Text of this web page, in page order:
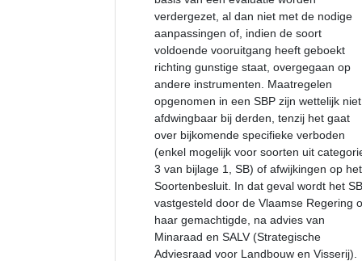
verdergezet, al dan niet met de nodige
aanpassingen of, indien de soort
voldoende vooruitgang heeft geboekt
richting gunstige staat, overgegaan op
andere instrumenten. Maatregelen
opgenomen in een SBP zijn wettelijk niet
afdwingbaar bij derden, tenzij het gaat
over bijkomende specifieke verboden
(enkel mogelijk voor soorten uit
3 van bijlage 1, SB) of afwijkingen op het
Soortenbesluit. In dat geval wordt het
vastgesteld door de Vlaamse Regering
haar gemachtigde, na advies van
Minaraad en SALV (Strategische
Adviesraad voor Landbouw en Visserij).